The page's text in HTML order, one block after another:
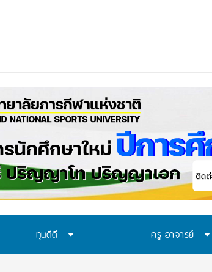
ทุนดีดี ครู-อาจารย์